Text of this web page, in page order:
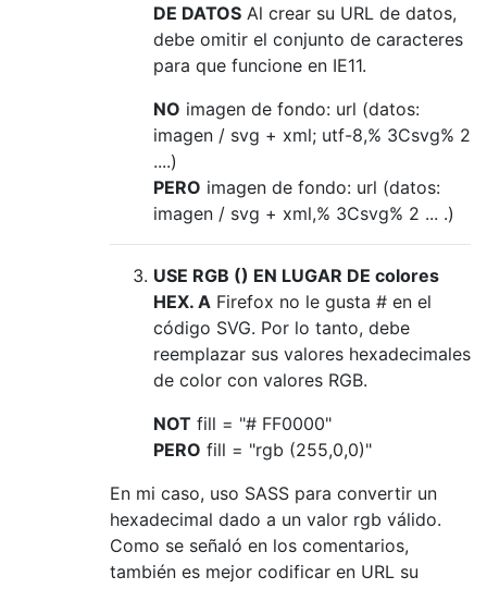
DE DATOS Al crear su URL de datos,
debe omitir el conjunto de caracteres
para que funcione en IE11.
NO imagen de fondo: url (datos:
imagen / svg + xml; utf-8,% 3Csvg% 2
....)
PERO imagen de fondo: url (datos:
imagen / svg + xml,% 3Csvg% 2 ... .)
USE RGB () EN LUGAR DE colores
HEX. A Firefox no le gusta # en el
código SVG. Por lo tanto, debe
reemplazar sus valores hexadecimales
de color con valores RGB.
NOT fill = "# FF0000"
PERO fill = "rgb (255,0,0)"
En mi caso, uso SASS para convertir un
hexadecimal dado a un valor rgb válido.
Como se señaló en los comentarios,
también es mejor codificar en URL su